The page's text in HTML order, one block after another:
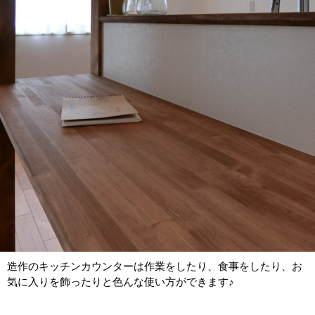
造作のキッチンカウンターは作業をしたり、食事をしたり、お
気に入りを飾ったりと色んな使い方ができます♪